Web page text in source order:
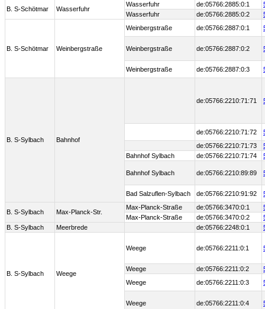
B. S-Schötmar Wasserfuhr
Wasserfuhr de:05766:2885:0:1
Wasserfuhr
de:05766:2885:0:2
B. S-Schötmar Weinbergstraße
Weinbergstraße de:05766:2887:0:1
Weinbergstraße de:05766:2887:0:2
Weinbergstraße de:05766:2887:0:3
B. S-Sylbach Bahnhof
de:05766:2210:71:71
de:05766:2210:71:72
de:05766:2210:71:73
Bahnhof Sylbach
de:05766:2210:71:74
Bahnhof Sylbach de:05766:2210:89:89
Bad Salzuflen-Sylbach de:05766:2210:91:92
B. S-Sylbach Max-Planck-Str.
Max-Planck-Straße de:05766:3470:0:1
Max-Planck-Straße
de:05766:3470:0:2
B. S-Sylbach
Meerbrede de:05766:2248:0:1
B. S-Sylbach Weege
Weege de:05766:2211:0:1
Weege de:05766:2211:0:2
Weege
de:05766:2211:0:3
Weege de:05766:2211:0:4